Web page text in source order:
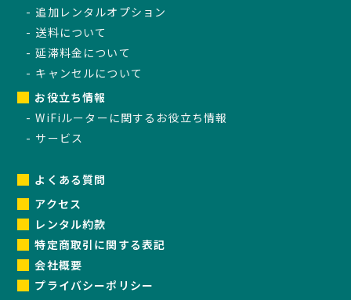
追加レンタルオプション
送料について
延滞料金について
キャンセルについて
お役立ち情報
WiFiルーターに関するお役立ち情報
サービス
よくある質問
アクセス
レンタル約款
特定商取引に関する表記
会社概要
プライバシーポリシー